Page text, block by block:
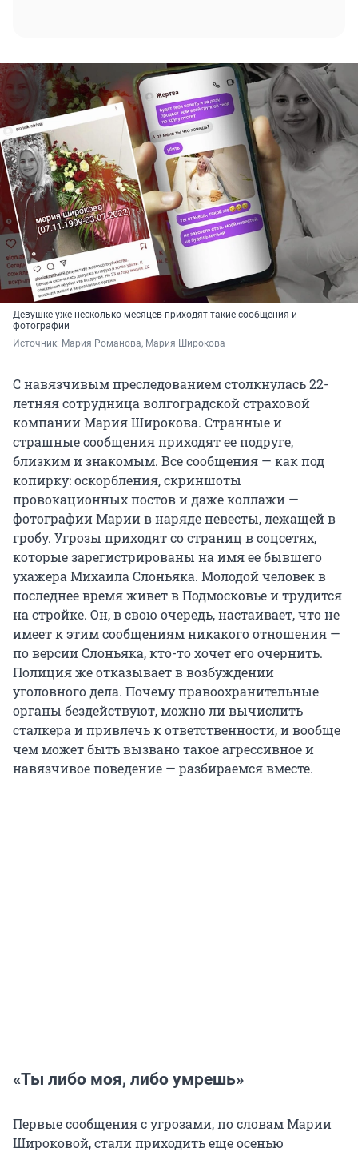
Девушке уже несколько месяцев приходят такие сообщения и
фотографии
Источник: Мария Романова, Мария Широкова
С навязчивым преследованием столкнулась 22-
летняя сотрудница волгоградской страховой
компании Мария Широкова. Странные и
страшные сообщения приходят ее подруге,
близким и знакомым. Все сообщения — как под
копирку: оскорбления, скриншоты
провокационных постов и даже коллажи —
фотографии Марии в наряде невесты, лежащей в
гробу. Угрозы приходят со страниц в соцсетях,
которые зарегистрированы на имя ее бывшего
ухажера Михаила Слоньяка. Молодой человек в
последнее время живет в Подмосковье и трудится
на стройке. Он, в свою очередь, настаивает, что не
имеет к этим сообщениям никакого отношения —
по версии Слоньяка, кто-то хочет его очернить.
Полиция же отказывает в возбуждении
уголовного дела. Почему правоохранительные
органы бездействуют, можно ли вычислить
сталкера и привлечь к ответственности, и вообще
чем может быть вызвано такое агрессивное и
навязчивое поведение — разбираемся вместе.
«Ты либо моя, либо умрешь»
Первые сообщения с угрозами, по словам Марии
Широковой, стали приходить еще осенью